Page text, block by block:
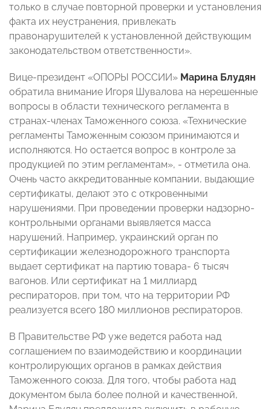
только в случае повторной проверки и установления
факта их неустранения, привлекать
правонарушителей к установленной действующим
законодательством ответственности».
Вице-президент «ОПОРЫ РОССИИ» Марина Блудян
обратила внимание Игоря Шувалова на нерешенные
вопросы в области технического регламента в
странах-членах Таможенного союза. «Технические
регламенты Таможенным союзом принимаются и
исполняются. Но остается вопрос в контроле за
продукцией по этим регламентам», - отметила она.
Очень часто аккредитованные компании, выдающие
сертификаты, делают это с откровенными
нарушениями. При проведении проверки надзорно-
контрольными органами выявляется масса
нарушений. Например, украинский орган по
сертификации железнодорожного транспорта
выдает сертификат на партию товара- 6 тысяч
вагонов. Или сертификат на 1 миллиард
респираторов, при том, что на территории РФ
реализуется всего 180 миллионов респираторов.
В Правительстве РФ уже ведется работа над
соглашением по взаимодействию и координации
контролирующих органов в рамках действия
Таможенного союза. Для того, чтобы работа над
документом была более полной и качественной,